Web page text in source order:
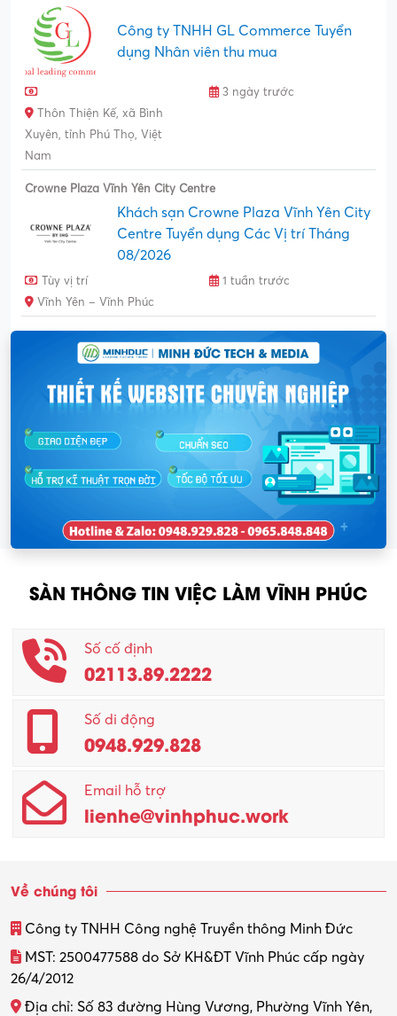
Công ty TNHH GL Commerce Tuyển
dụng Nhân viên thu mua
3 ngày trước
Thôn Thiện Kế, xã Bình
Xuyên, tỉnh Phú Thọ, Việt
Nam
Crowne Plaza Vĩnh Yên City Centre
Khách sạn Crowne Plaza Vĩnh Yên City
Centre Tuyển dụng Các Vị trí Tháng
08/2026
Tùy vị trí
1 tuần trước
Vĩnh Yên – Vĩnh Phúc
SÀN THÔNG TIN VIỆC LÀM VĨNH PHÚC
Số cố định
02113.89.2222
Số di động
0948.929.828
Email hỗ trợ
lienhe@vinhphuc.work
Về chúng tôi
Công ty TNHH Công nghệ Truyền thông Minh Đức
MST: 2500477588 do Sở KH&ĐT Vĩnh Phúc cấp ngày
26/4/2012
Địa chỉ: Số 83 đường Hùng Vương, Phường Vĩnh Yên,